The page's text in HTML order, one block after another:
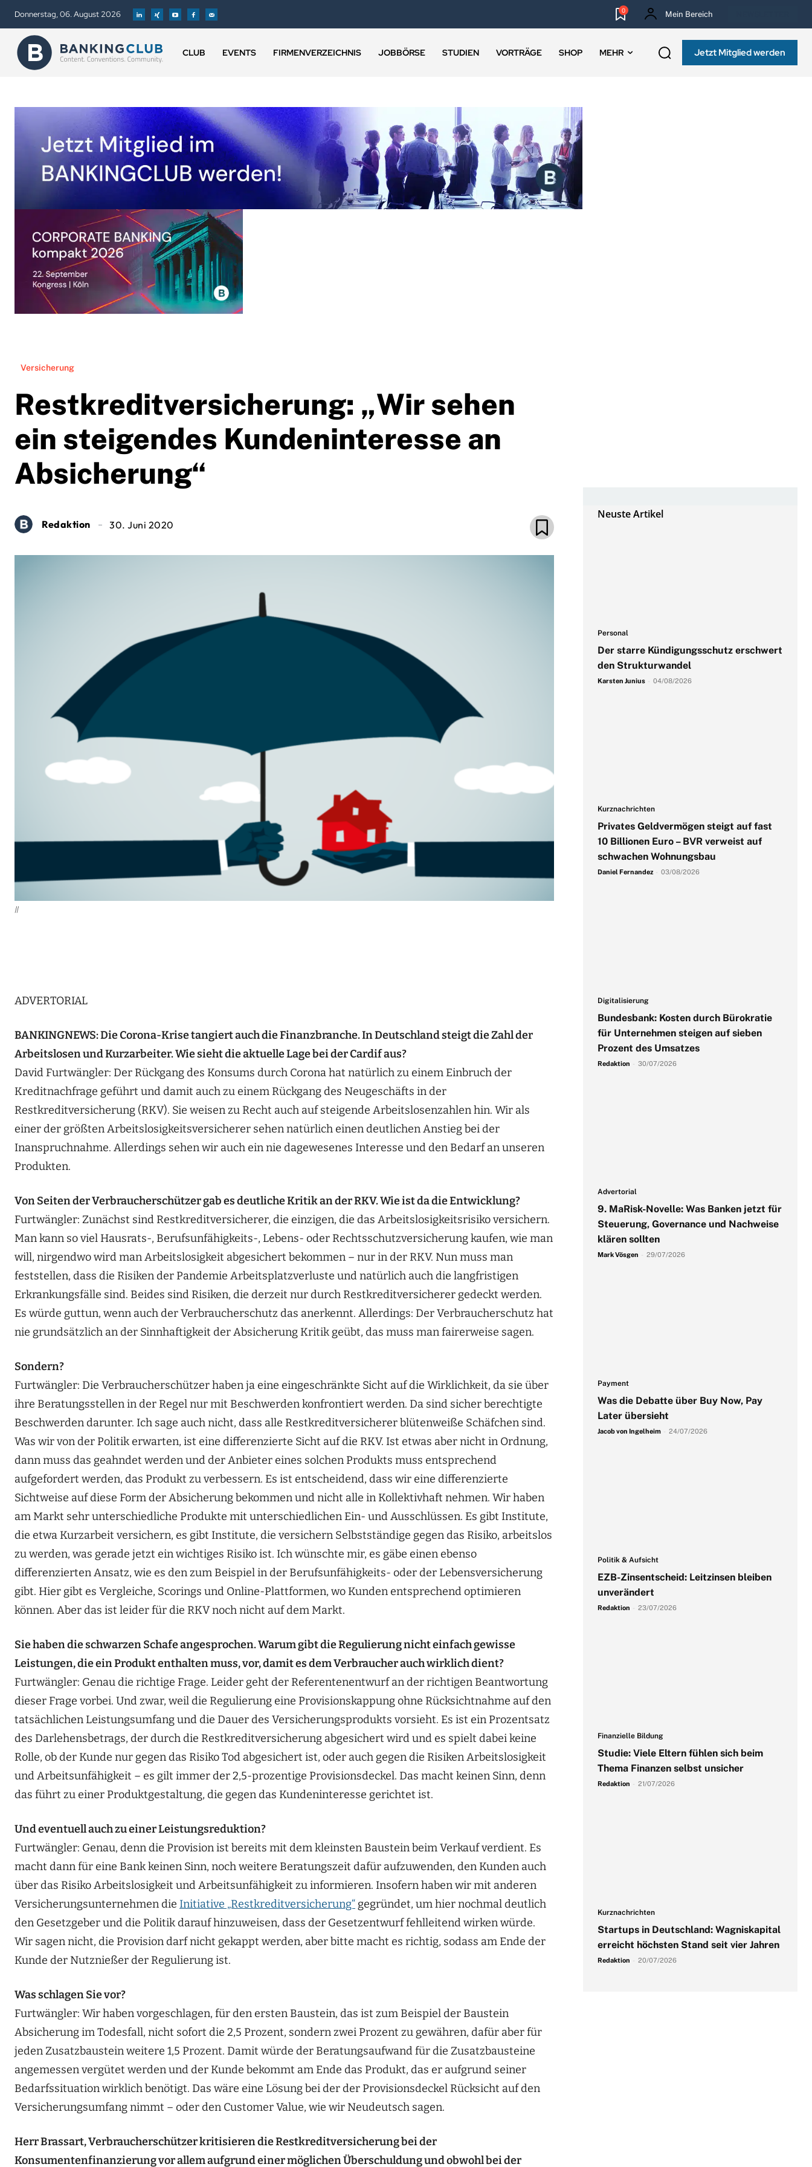
Donnerstag, 06. August 2026 0 Mein Bereich
CLUB EVENTS FIRMENVERZEICHNIS JOBBÖRSE STUDIEN VORTRÄGE SHOP MEHR Jetzt Mitglied werden
Versicherung
Restkreditversicherung: „Wir sehen
ein steigendes Kundeninteresse an
Absicherung“
Redaktion 30. Juni 2020
||
ADVERTORIAL
BANKINGNEWS: Die Corona-Krise tangiert auch die Finanzbranche. In Deutschland steigt die Zahl der
Arbeitslosen und Kurzarbeiter. Wie sieht die aktuelle Lage bei der Cardif aus?
David Furtwängler: Der Rückgang des Konsums durch Corona hat natürlich zu einem Einbruch der
Kreditnachfrage geführt und damit auch zu einem Rückgang des Neugeschäfts in der
Restkreditversicherung (RKV). Sie weisen zu Recht auch auf steigende Arbeitslosenzahlen hin. Wir als
einer der größten Arbeitslosigkeitsversicherer sehen natürlich einen deutlichen Anstieg bei der
Inanspruchnahme. Allerdings sehen wir auch ein nie dagewesenes Interesse und den Bedarf an unseren
Produkten.
Von Seiten der Verbraucherschützer gab es deutliche Kritik an der RKV. Wie ist da die Entwicklung?
Furtwängler: Zunächst sind Restkreditversicherer, die einzigen, die das Arbeitslosigkeitsrisiko versichern.
Man kann so viel Hausrats-, Berufsunfähigkeits-, Lebens- oder Rechtsschutzversicherung kaufen, wie man
will, nirgendwo wird man Arbeitslosigkeit abgesichert bekommen – nur in der RKV. Nun muss man
feststellen, dass die Risiken der Pandemie Arbeitsplatzverluste und natürlich auch die langfristigen
Erkrankungsfälle sind. Beides sind Risiken, die derzeit nur durch Restkreditversicherer gedeckt werden.
Es würde guttun, wenn auch der Verbraucherschutz das anerkennt. Allerdings: Der Verbraucherschutz hat
nie grundsätzlich an der Sinnhaftigkeit der Absicherung Kritik geübt, das muss man fairerweise sagen.
Sondern?
Furtwängler: Die Verbraucherschützer haben ja eine eingeschränkte Sicht auf die Wirklichkeit, da sie über
ihre Beratungsstellen in der Regel nur mit Beschwerden konfrontiert werden. Da sind sicher berechtigte
Beschwerden darunter. Ich sage auch nicht, dass alle Restkreditversicherer blütenweiße Schäfchen sind.
Was wir von der Politik erwarten, ist eine differenzierte Sicht auf die RKV. Ist etwas aber nicht in Ordnung,
dann muss das geahndet werden und der Anbieter eines solchen Produkts muss entsprechend
aufgefordert werden, das Produkt zu verbessern. Es ist entscheidend, dass wir eine differenzierte
Sichtweise auf diese Form der Absicherung bekommen und nicht alle in Kollektivhaft nehmen. Wir haben
am Markt sehr unterschiedliche Produkte mit unterschiedlichen Ein- und Ausschlüssen. Es gibt Institute,
die etwa Kurzarbeit versichern, es gibt Institute, die versichern Selbstständige gegen das Risiko, arbeitslos
zu werden, was gerade jetzt ein wichtiges Risiko ist. Ich wünschte mir, es gäbe einen ebenso
differenzierten Ansatz, wie es den zum Beispiel in der Berufsunfähigkeits- oder der Lebensversicherung
gibt. Hier gibt es Vergleiche, Scorings und Online-Plattformen, wo Kunden entsprechend optimieren
können. Aber das ist leider für die RKV noch nicht auf dem Markt.
Sie haben die schwarzen Schafe angesprochen. Warum gibt die Regulierung nicht einfach gewisse
Leistungen, die ein Produkt enthalten muss, vor, damit es dem Verbraucher auch wirklich dient?
Furtwängler: Genau die richtige Frage. Leider geht der Referentenentwurf an der richtigen Beantwortung
dieser Frage vorbei. Und zwar, weil die Regulierung eine Provisionskappung ohne Rücksichtnahme auf den
tatsächlichen Leistungsumfang und die Dauer des Versicherungsprodukts vorsieht. Es ist ein Prozentsatz
des Darlehensbetrags, der durch die Restkreditversicherung abgesichert wird und es spielt dabei keine
Rolle, ob der Kunde nur gegen das Risiko Tod abgesichert ist, oder auch gegen die Risiken Arbeitslosigkeit
und Arbeitsunfähigkeit – es gilt immer der 2,5-prozentige Provisionsdeckel. Das macht keinen Sinn, denn
das führt zu einer Produktgestaltung, die gegen das Kundeninteresse gerichtet ist.
Und eventuell auch zu einer Leistungsreduktion?
Furtwängler: Genau, denn die Provision ist bereits mit dem kleinsten Baustein beim Verkauf verdient. Es
macht dann für eine Bank keinen Sinn, noch weitere Beratungszeit dafür aufzuwenden, den Kunden auch
über das Risiko Arbeitslosigkeit und Arbeitsunfähigkeit zu informieren. Insofern haben wir mit anderen
Versicherungsunternehmen die Initiative „Restkreditversicherung“ gegründet, um hier nochmal deutlich
den Gesetzgeber und die Politik darauf hinzuweisen, dass der Gesetzentwurf fehlleitend wirken würde.
Wir sagen nicht, die Provision darf nicht gekappt werden, aber bitte macht es richtig, sodass am Ende der
Kunde der Nutznießer der Regulierung ist.
Was schlagen Sie vor?
Furtwängler: Wir haben vorgeschlagen, für den ersten Baustein, das ist zum Beispiel der Baustein
Absicherung im Todesfall, nicht sofort die 2,5 Prozent, sondern zwei Prozent zu gewähren, dafür aber für
jeden Zusatzbaustein weitere 1,5 Prozent. Damit würde der Beratungsaufwand für die Zusatzbausteine
angemessen vergütet werden und der Kunde bekommt am Ende das Produkt, das er aufgrund seiner
Bedarfssituation wirklich benötigt. Das wäre eine Lösung bei der der Provisionsdeckel Rücksicht auf den
Versicherungsumfang nimmt – oder den Customer Value, wie wir Neudeutsch sagen.
Herr Brassart, Verbraucherschützer kritisieren die Restkreditversicherung bei der
Konsumentenfinanzierung vor allem aufgrund einer möglichen Überschuldung und obwohl bei der
Neuste Artikel
Personal
Der starre Kündigungsschutz erschwert
den Strukturwandel
Karsten Junius 04/08/2026
Kurznachrichten
Privates Geldvermögen steigt auf fast
10 Billionen Euro – BVR verweist auf
schwachen Wohnungsbau
Daniel Fernandez 03/08/2026
Digitalisierung
Bundesbank: Kosten durch Bürokratie
für Unternehmen steigen auf sieben
Prozent des Umsatzes
Redaktion 30/07/2026
Advertorial
9. MaRisk-Novelle: Was Banken jetzt für
Steuerung, Governance und Nachweise
klären sollten
Mark Vösgen 29/07/2026
Payment
Was die Debatte über Buy Now, Pay
Later übersieht
Jacob von Ingelheim 24/07/2026
Politik & Aufsicht
EZB-Zinsentscheid: Leitzinsen bleiben
unverändert
Redaktion 23/07/2026
Finanzielle Bildung
Studie: Viele Eltern fühlen sich beim
Thema Finanzen selbst unsicher
Redaktion 21/07/2026
Kurznachrichten
Startups in Deutschland: Wagniskapital
erreicht höchsten Stand seit vier Jahren
Redaktion 20/07/2026